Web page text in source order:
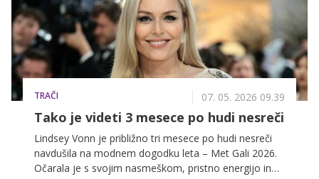
TRAČI 07. 05. 2026 09.39
Tako je videti 3 mesece po hudi nesreči
Lindsey Vonn je približno tri mesece po hudi nesreči
navdušila na modnem dogodku leta – Met Gali 2026.
Očarala je s svojim nasmeškom, pristno energijo in